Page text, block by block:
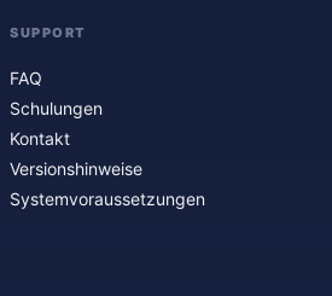
SUPPORT
FAQ
Schulungen
Kontakt
Versionshinweise
Systemvoraussetzungen